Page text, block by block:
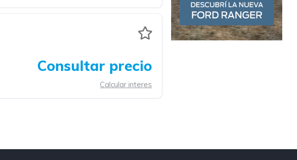
Consultar precio
Calcular interes